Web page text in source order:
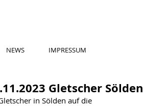
NEWS IMPRESSUM
Gletscher Sölden
in Sölden auf die